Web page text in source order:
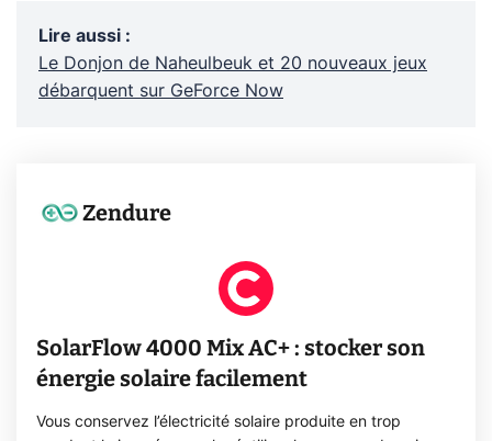
Lire aussi :
Le Donjon de Naheulbeuk et 20 nouveaux jeux
débarquent sur GeForce Now
Zendure
SolarFlow 4000 Mix AC+ : stocker son
énergie solaire facilement
Vous conservez l’électricité solaire produite en trop